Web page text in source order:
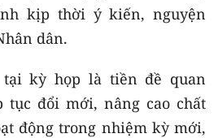
kịp thời ý kiến, nguyện
dân.
kỳ họp là tiền đề quan
tục đổi mới, nâng cao chất
động trong nhiệm kỳ mới,